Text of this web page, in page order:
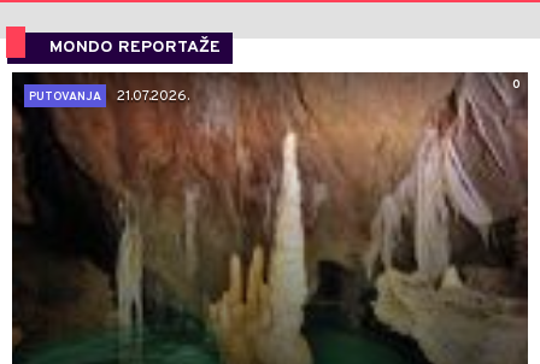
MONDO REPORTAŽE
0
PUTOVANJA
21.07.2026.